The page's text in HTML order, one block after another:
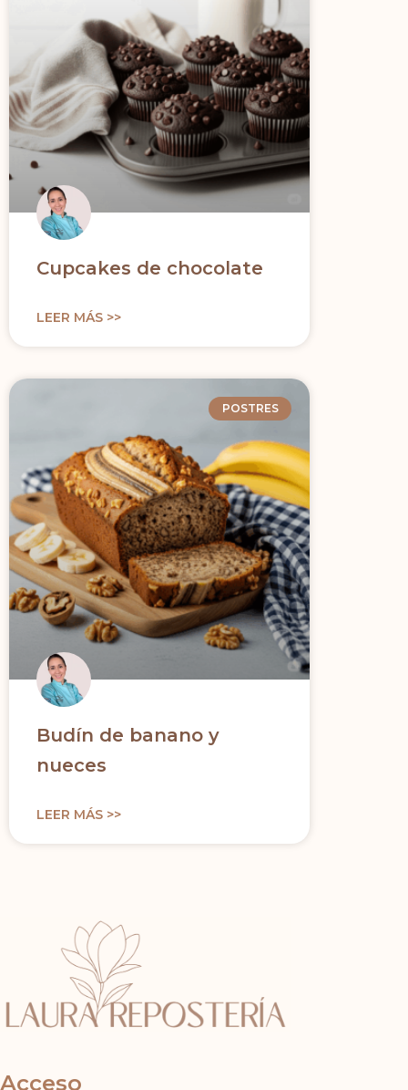
Cupcakes de chocolate
LEER MÁS >>
POSTRES
Budín de banano y
nueces
LEER MÁS >>
Acceso